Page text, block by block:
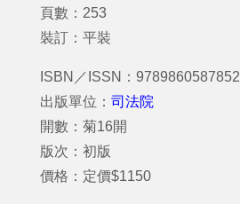
頁數：253
裝訂：平裝
ISBN／ISSN：9789860587852
出版單位： 司法院
開數：菊16開
版次：初版
價格：定價$1150